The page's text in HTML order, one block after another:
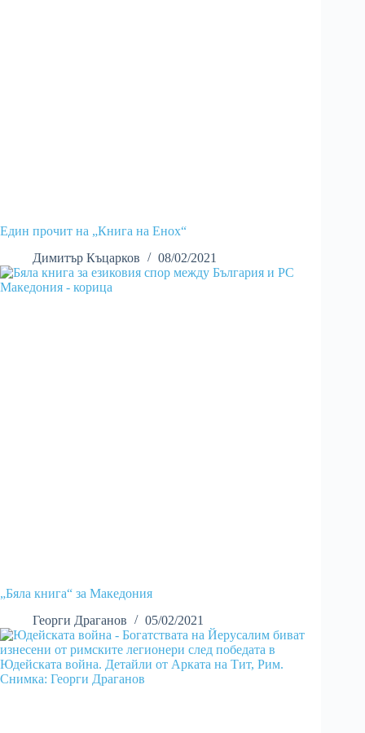
Един прочит на „Книга на Енох“
Димитър Къцарков
08/02/2021
„Бяла книга“ за Македония
Георги Драганов
05/02/2021